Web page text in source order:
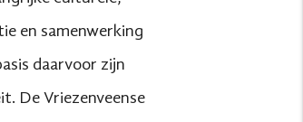
en samenwerking
daarvoor zijn
De Vriezenveense